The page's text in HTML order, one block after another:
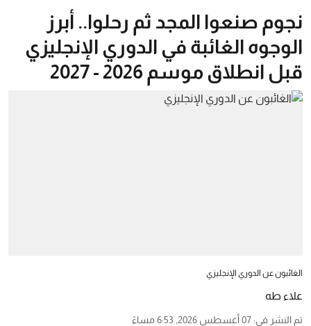
نجوم صنعوا المجد ثم رحلوا.. أبرز
الوجوه الغائبة في الدوري الإنجليزي
قبل انطلاق موسم 2026 - 2027
الغائبون عن الدوري الإنجليزي
علاء طه
تم النشر في: 07 أغسطس 2026, 6:53 مساءً